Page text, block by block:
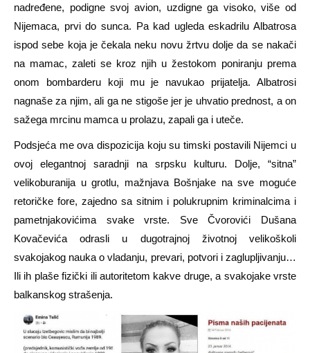
nadređene, podigne svoj avion, uzdigne ga visoko, više od
Nijemaca, prvi do sunca. Pa kad ugleda eskadrilu Albatrosa
ispod sebe koja je čekala neku novu žrtvu dolje da se nakači
na mamac, zaleti se kroz njih u žestokom poniranju prema
onom bombarderu koji mu je navukao prijatelja. Albatrosi
nagnaše za njim, ali ga ne stigoše jer je uhvatio prednost, a on
sažega mrcinu mamca u prolazu, zapali ga i uteče.
Podsjeća me ova dispozicija koju su timski postavili Nijemci u
ovoj elegantnoj saradnji na srpsku kulturu. Dolje, “sitna”
velikoburanija u grotlu, mažnjava Bošnjake na sve moguće
retoričke fore, zajedno sa sitnim i polukrupnim kriminalcima i
pametnjakovićima svake vrste. Sve Čvorovići Dušana
Kovačevića odrasli u dugotrajnoj životnoj velikoškoli
svakojakog nauka o vladanju, prevari, potvori i zaglupljivanju…
Ili ih plaše fizički ili autoritetom kakve druge, a svakojake vrste
balkanskog strašenja.